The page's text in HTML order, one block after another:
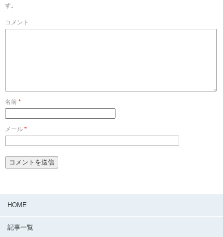
す。
コメント
名前 *
メール *
HOME
記事一覧